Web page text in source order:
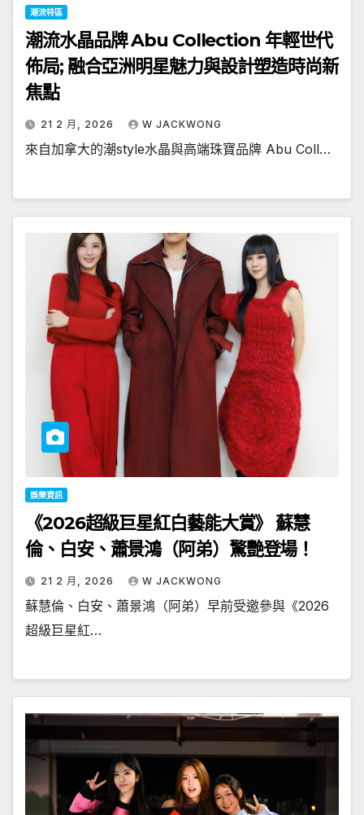
潮流特區
潮流水晶品牌 Abu Collection 年輕世代
佈局; 融合亞洲明星魅力與設計塑造時尚新
焦點
21 2 月, 2026 W JACKWONG
來自加拿大的潮style水晶與高端珠寶品牌 Abu Coll…
娛樂資訊
《2026超級巨星紅白藝能大賞》 蘇慧
倫、白安、蕭景鴻（阿弟）驚艷登場！
21 2 月, 2026 W JACKWONG
蘇慧倫、白安、蕭景鴻（阿弟）早前受邀參與《2026
超級巨星紅…